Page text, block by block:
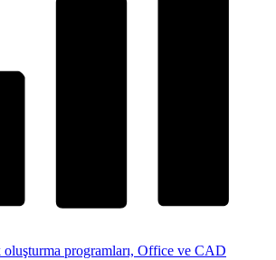
oluşturma programları, Office ve CAD